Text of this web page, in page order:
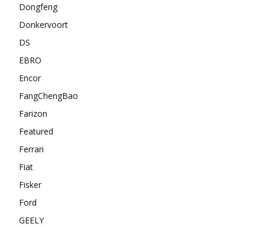
Dongfeng
Donkervoort
DS
EBRO
Encor
FangChengBao
Farizon
Featured
Ferrari
Fiat
Fisker
Ford
GEELY